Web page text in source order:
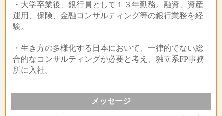
・大学卒業後、銀行員として１３年勤務。融資、資産
運用、保険、金融コンサルティング等の銀行業務を経
験。
・生き方の多様化する日本において、一律的でない総
合的なコンサルティングが必要と考え、独立系FP事務
所に入社。
メッセージ